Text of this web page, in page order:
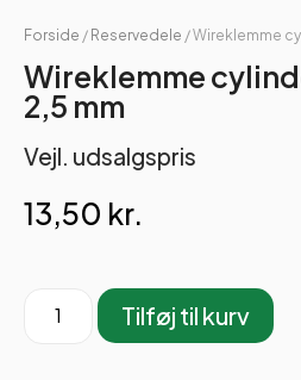
Forside / Reservedele / Wireklemme
Wireklemme
2,5 mm
Vejl. udsalgspris
13,50 kr.
Tilføj til kurv